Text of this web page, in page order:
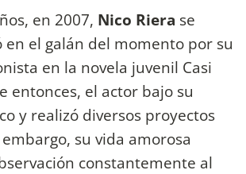
en 2007, Nico Riera se
en el galán del momento por su
en la novela juvenil Casi
entonces, el actor bajo su
y realizó diversos proyectos
su vida amorosa
constantemente al